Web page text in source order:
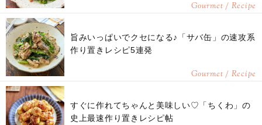
Gourmet / Recipe
旨みいっぱいでクセになる♪「サバ缶」の速攻系
作り置きレシピ5連発
Gourmet / Recipe
すぐに作れてちゃんと美味しい♡「ちくわ」の
史上最速作り置きレシピ帖